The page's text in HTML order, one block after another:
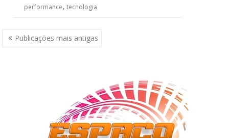
performance, tecnologia
Navegação
por
Publicações mais antigas